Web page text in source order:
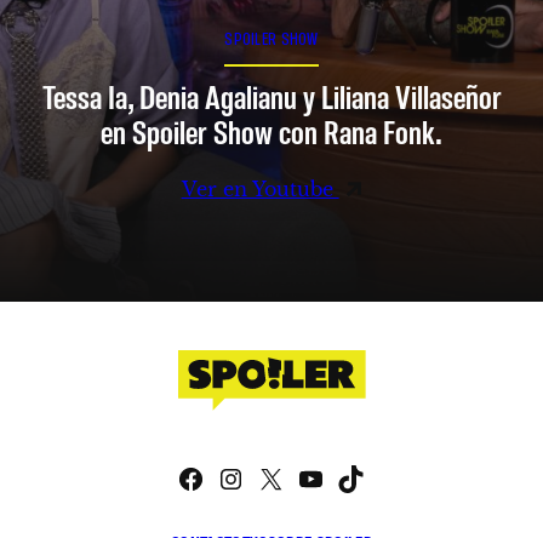
SPOILER SHOW
Tessa Ia, Denia Agalianu y Liliana Villaseñor
en Spoiler Show con Rana Fonk.
Ver en Youtube
Facebook
Instagram
X YouTube